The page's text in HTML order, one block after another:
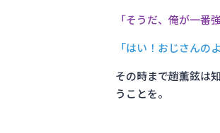
「そうだ、俺が一番
「はい！おじさんの
その時まで趙薫鉉は
うことを。